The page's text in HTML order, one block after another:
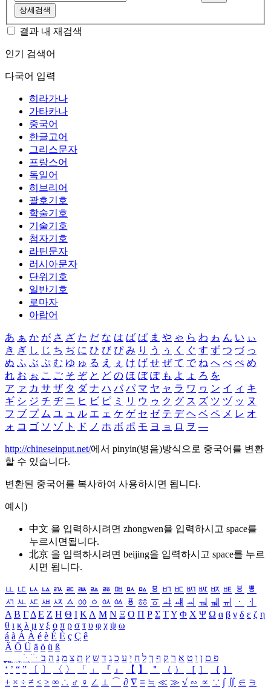
상세검색
결과 내 재검색
인기 검색어
다국어 입력
히라가나
가타카나
중국어
한글고어
그리스문자
프랑스어
독일어
히브리어
괄호기호
학술기호
기술기호
첨자기호
라틴문자
러시아문자
단위기호
일반기호
로마자
아랍어
あ ぁ か が さ ざ た だ な は ば ぱ ま や ゃ ら わ ゎ ん い ぃ
き ぎ し じ ち ぢ に ひ び ぴ み り う ぅ く ぐ す ず つ づ っ
ぬ ふ ぶ ぷ む ゆ ゅ る え ぇ け げ せ ぜ て で ね へ べ ぺ め
れ お ぉ こ ご そ ぞ と ど の ほ ぼ ぽ も よ ょ ろ を
ア ァ カ サ ザ タ ダ ナ ハ バ パ マ ヤ ャ ラ ワ ヮ ン イ ィ キ
ギ シ ジ チ ヂ ニ ヒ ビ ピ ミ リ ウ ゥ ク グ ス ズ ツ ヅ ッ ヌ
フ ブ プ ム ユ ュ ル エ ェ ケ ゲ セ ゼ テ デ ヘ ベ ペ メ レ オ
ォ コ ゴ ソ ゾ ト ド ノ ホ ボ ポ モ ヨ ョ ロ ヲ ―
http://chineseinput.net/에서 pinyin(병음)방식으로 중국어를 변환
할 수 있습니다.
변환된 중국어를 복사하여 사용하시면 됩니다.
예시)
中文 을 입력하시려면 zhongwen을 입력하시고 space를
누르시면됩니다.
北京 을 입력하시려면 beijing을 입력하시고 space를 누르
시면 됩니다.
ㅥ ㅦ ㅧ ㅨ ㅩ ㅪ ㅫ ㅬ ㅭ ㅮ ㅯ ㅰ ㅱ ㅲ ㅳ ㅴ ㅵ ㅶ ㅷ ㅸ
ㅹ
ㅺ ㅻ ㅼ ㅽ ㅾ ㅿ ㆀ ㆁ ㆂ ㆃ ㆄ ㆅ ㆆ ㆇ ㆈ ㆉ ㆊ ㆋ ㆌ ㆍ
ㆎ
Α Β ΓΔ Ε Ζ Η Θ Ι ΚΛ Μ Ν Ξ Ο Π Ρ Σ ΤΥ Φ Χ Ψ Ω α β γ δ ε ζ η
θ ι κ λ μ ν ξ ο π ρ σ τ υ φ χ ψ ω
á à Á À é è É È ç Ç ê
Ä Ö Ü ä ö ü ß
ִֶֹ ֻּ ׁׂ פ ם ן ו ט א ר ק ף ך ל ח י ע כ ג ד ש ץ ת צ מ נ ה ב
‘ ’ “ ” 〔 〕 〈 〉 「 」 『 』 【 】 ＂ （ ） ［ ］ ｛ ｝
± × ÷ ≠ ≤ ≥ ∞ ∴ ♂ ♀ ∠ ⊥ ⌒ ∂ ∇ ≡ ≒ ≪ ≫ √ ∽ ∝ ∵ ∫ ∬ ∈ ∋